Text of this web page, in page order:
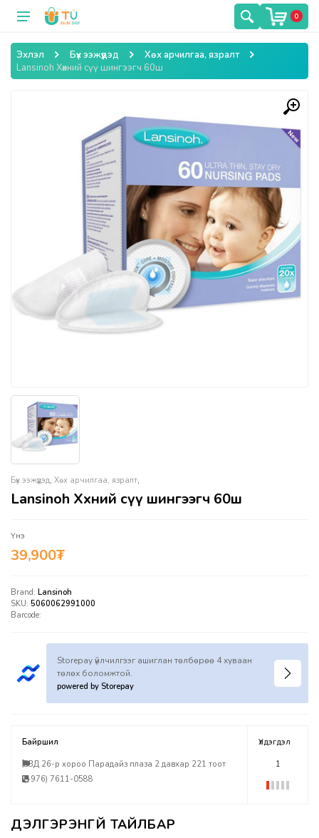
0
Эхлэл Бүх ээжүүдэд
Хөх арчилгаа, язралт
Lansinoh Хөхний сүү шингээгч 60ш
Бүх ээжүүдэд, Хөх арчилгаа, язралт,
Lansinoh Хөхний сүү шингээгч 60ш
Үнэ
39,900₮
Brand: Lansinoh
SKU: 5060062991000
Barcode:
Storepay үйлчилгээг ашиглан төлбөрөө 4 хуваан
төлөх боломжтой.
powered by Storepay
Байршил
БЗД 26-р хороо Парадайз плаза 2 давхар 221 тоот
(+976) 7611-0588
Үлдэгдэл
1